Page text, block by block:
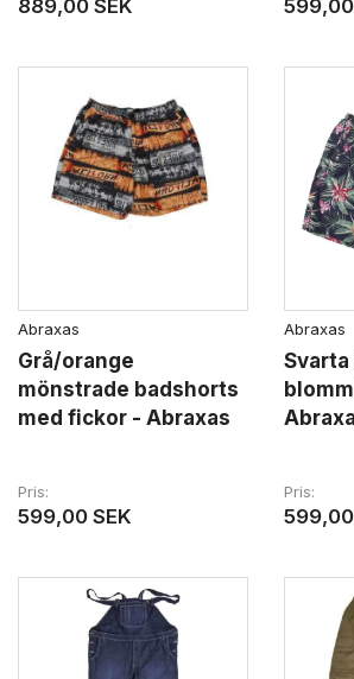
889,00 SEK 599,00
Abraxas
Grå/orange
mönstrade badshorts
med fickor - Abraxas
Pris
599,00 SEK
Abraxas
Pris
599,00